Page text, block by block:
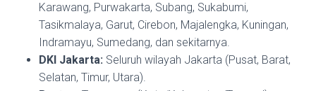
Karawang, Purwakarta, Subang, Sukabumi,
Tasikmalaya, Garut, Cirebon, Majalengka, Kuningan,
Indramayu, Sumedang, dan sekitarnya.
DKI Jakarta: Seluruh wilayah Jakarta (Pusat, Barat,
Selatan, Timur, Utara).